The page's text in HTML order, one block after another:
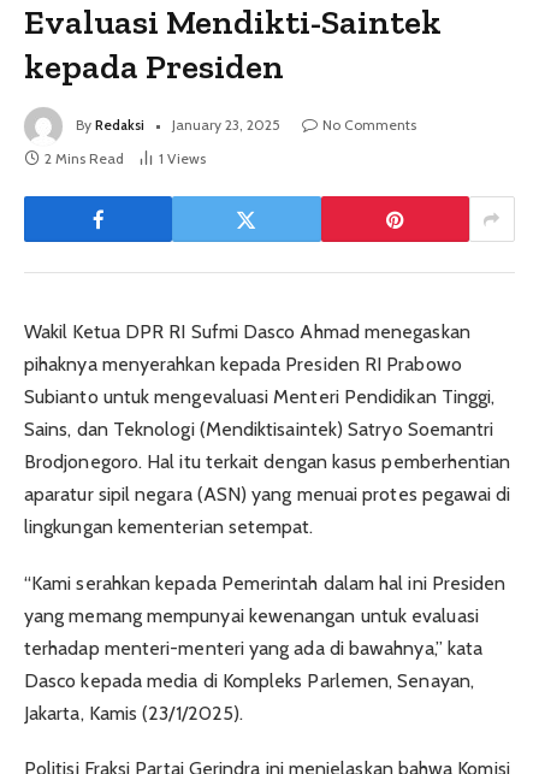
Evaluasi Mendikti-Saintek
kepada Presiden
By Redaksi January 23, 2025
No Comments
2 Mins Read
1 Views
Wakil Ketua DPR RI Sufmi Dasco Ahmad menegaskan
pihaknya menyerahkan kepada Presiden RI Prabowo
Subianto untuk mengevaluasi Menteri Pendidikan Tinggi,
Sains, dan Teknologi (Mendiktisaintek) Satryo Soemantri
Brodjonegoro. Hal itu terkait dengan kasus pemberhentian
aparatur sipil negara (ASN) yang menuai protes pegawai di
lingkungan kementerian setempat.
“Kami serahkan kepada Pemerintah dalam hal ini Presiden
yang memang mempunyai kewenangan untuk evaluasi
terhadap menteri-menteri yang ada di bawahnya,” kata
Dasco kepada media di Kompleks Parlemen, Senayan,
Jakarta, Kamis (23/1/2025).
Politisi Fraksi Partai Gerindra ini menjelaskan bahwa Komisi